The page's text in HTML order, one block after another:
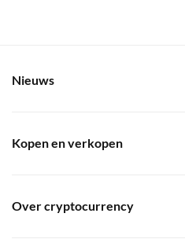
Nieuws
Kopen en verkopen
Over cryptocurrency